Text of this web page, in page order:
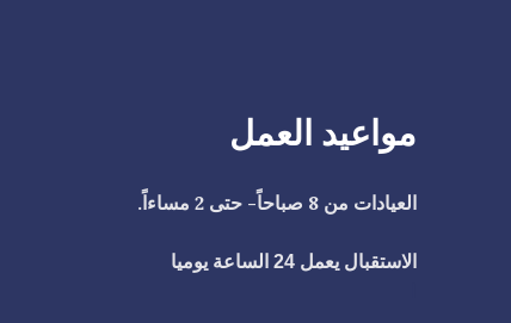
مواعيد العمل
العيادات من 8 صباحاً- حتى 2 مساءاً.
الاستقبال يعمل 24 الساعة يوميا